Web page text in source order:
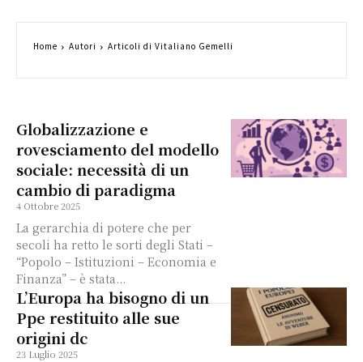
Globalizzazione e
rovesciamento del modello
sociale: necessità di un
cambio di paradigma
4 Ottobre 2025
La gerarchia di potere che per
secoli ha retto le sorti degli Stati –
“Popolo – Istituzioni – Economia e
Finanza” – è stata...
L’Europa ha bisogno di un
Ppe restituito alle sue
origini dc
23 Luglio 2025
Home Autori Articoli di Vitaliano Gemelli